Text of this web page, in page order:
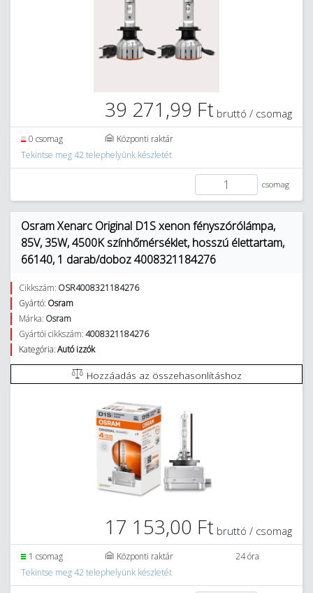
39 271,99 Ft bruttó / csomag
0 csomag
Központi raktár
Tekintse meg 42 telephelyünk készletét
csomag
Osram Xenarc Original D1S xenon fényszórólámpa,
85V, 35W, 4500K színhőmérséklet, hosszú élettartam,
66140, 1 darab/doboz 4008321184276
Cikkszám: OSR4008321184276
Gyártó: Osram
Márka: Osram
Gyártói cikkszám:4008321184276
Kategória:Autó izzók
Hozzáadás az összehasonlításhoz
17 153,00 Ft bruttó / csomag
1 csomag Központi raktár
24 óra
Tekintse meg 42 telephelyünk készletét